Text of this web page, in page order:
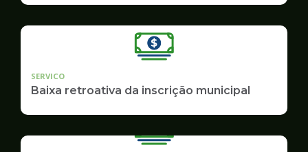
SERVICO
Baixa retroativa da inscrição municipal